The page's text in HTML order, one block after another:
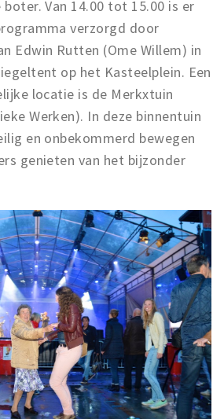
Van 14.00 tot 15.00 is er
verzorgd door
Edwin Rutten (Ome Willem) in
op het Kasteelplein. Een
locatie is de Merkxtuin
Werken). In deze binnentuin
en onbekommerd bewegen
genieten van het bijzonder